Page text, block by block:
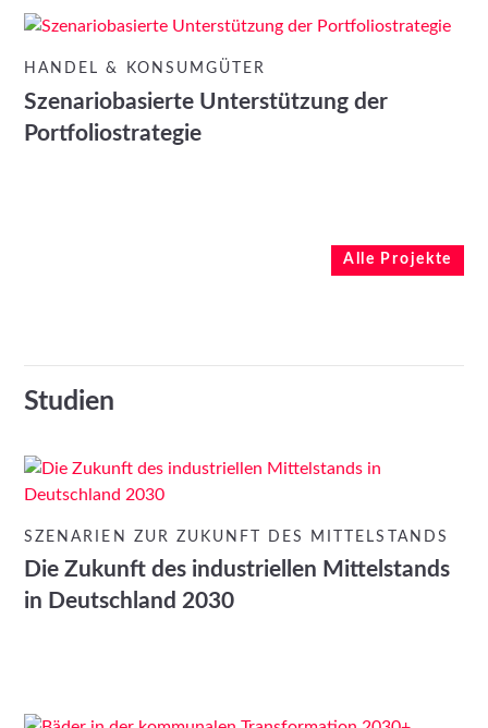
HANDEL & KONSUMGÜTER
Szenariobasierte Unterstützung der
Portfoliostrategie
Alle Projekte
Studien
SZENARIEN ZUR ZUKUNFT DES MITTELSTANDS
Die Zukunft des industriellen Mittelstands
in Deutschland 2030